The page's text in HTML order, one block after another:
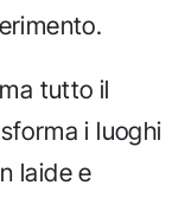
tutto il
i luoghi
laide e